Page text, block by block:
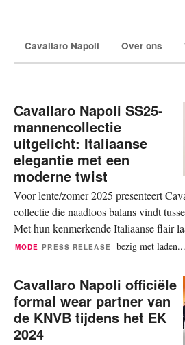
Cavallaro Napoli Over ons
Cavallaro Napoli SS25-
mannencollectie
uitgelicht: Italiaanse
elegantie met een
moderne twist
Voor lente/zomer 2025 presenteert
collectie die naadloos balans vindt
Met hun kenmerkende Italiaanse flair
en comfort prima samengaan. Neutrale
afwerkingen en slimme materialen
moeiteloos van kantoor naar terras...
MODE PRESS RELEASE bezig met laden...
Cavallaro Napoli officiële
formal wear partner van
de KNVB tijdens het EK
2024